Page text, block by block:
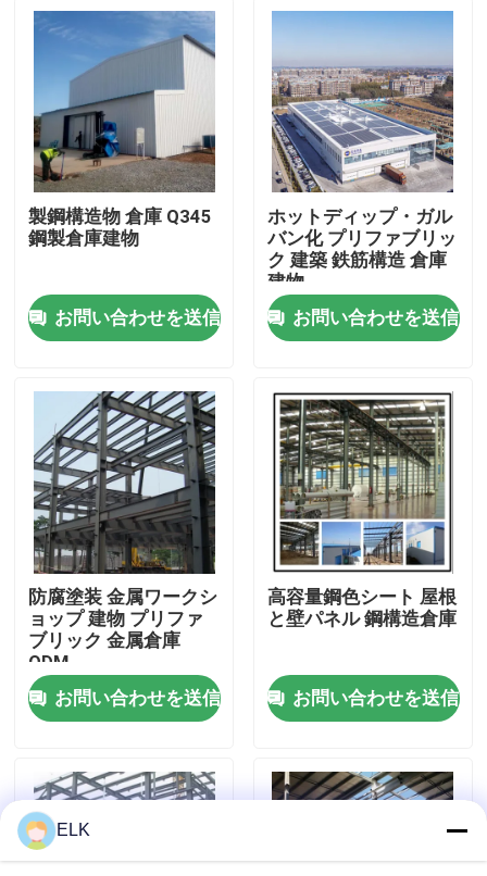
家へ
製品
工場 ツアー
品質管理
連絡 ください
ニュース
事件
引金 を 求め て ください
鋼鉄構造物 倉庫
製鋼構造物 倉庫 Q345
鋼製倉庫建物
お問い合わせを送信
ホットディップ・ガル
バン化 プリファブリッ
ク 建築 鉄筋構造 倉庫
建物
お問い合わせを送信
防腐塗装 金属ワークシ
ョップ 建物 プリファ
ブリック 金属倉庫
ODM
お問い合わせを送信
高容量鋼色シート 屋根
と壁パネル 鋼構造倉庫
お問い合わせを送信
ELK